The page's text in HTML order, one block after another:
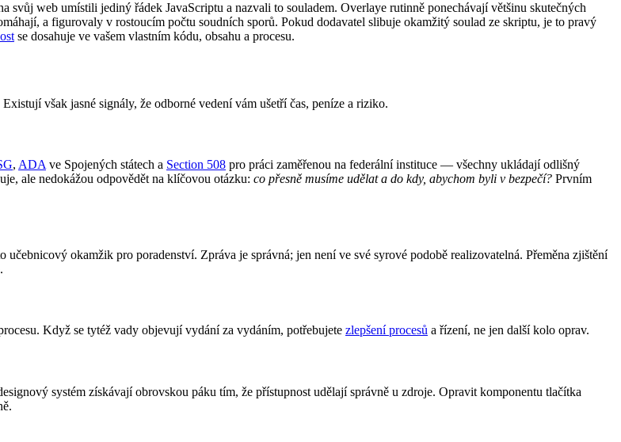
svůj web umístili jediný řádek JavaScriptu a nazvali to souladem. Overlaye rutinně ponechávají většinu skutečných
a figurovaly v rostoucím počtu soudních sporů. Pokud dodavatel slibuje okamžitý soulad ze skriptu, je to pravý
se dosahuje ve vašem vlastním kódu, obsahu a procesu.
však jasné signály, že odborné vedení vám ušetří čas, peníze a riziko.
, ADA ve Spojených státech a Section 508 pro práci zaměřenou na federální instituce — všechny ukládají odlišný
ale nedokážou odpovědět na klíčovou otázku: co přesně musíme udělat a do kdy, abychom byli v bezpečí? Prvním
okamžik pro poradenství. Zpráva je správná; jen není ve své syrové podobě realizovatelná. Přeměna zjištění
Když se tytéž vady objevují vydání za vydáním, potřebujete zlepšení procesů a řízení, ne jen další kolo oprav.
systém získávají obrovskou páku tím, že přístupnost udělají správně u zdroje. Opravit komponentu tlačítka